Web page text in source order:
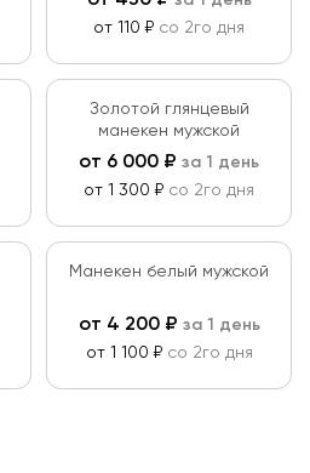
от 110 ₽ со 2го дня
Золотой глянцевый
манекен мужской
от 6 000 ₽ за 1 день
от 1 300 ₽ со 2го дня
Манекен белый мужской
от 4 200₽ за 1 день
от 1 100 ₽ со 2го дня